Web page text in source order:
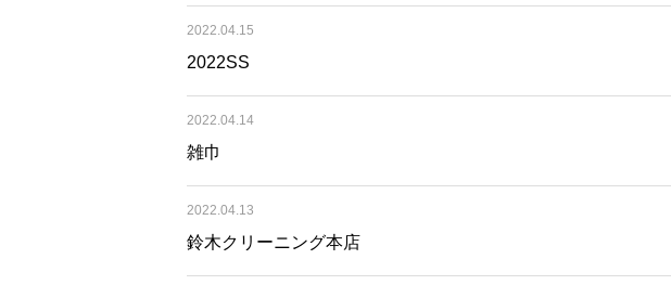
2022.04.15
2022SS
2022.04.14
雑巾
2022.04.13
鈴木クリーニング本店